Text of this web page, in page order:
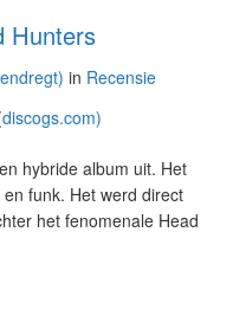
Hunters
in Recensie
hybride album uit. Het
funk. Het werd direct
het fenomenale Head